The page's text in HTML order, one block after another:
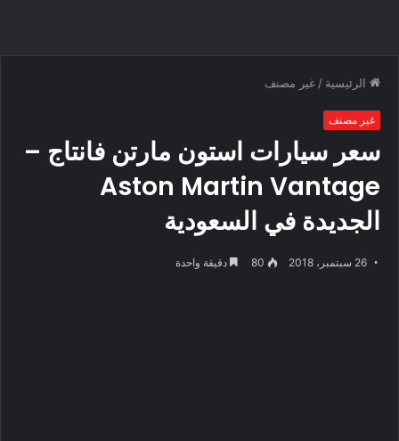
الرئيسية / غير مصنف
غير مصنف
سعر سيارات استون مارتن فانتاج –
Aston Martin Vantage
الجديدة في السعودية
26 سبتمبر، 2018 80 دقيقة واحدة